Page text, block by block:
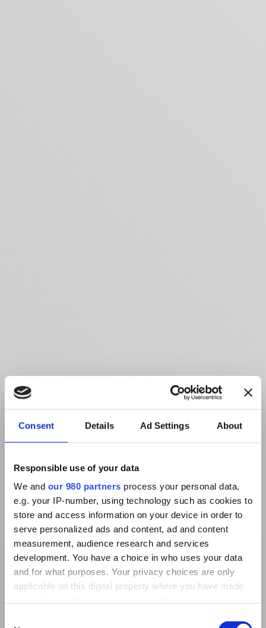
Consent Details Ad Settings About
Responsible use of your data
We and our 980 partners process your personal data,
e.g. your IP-number, using technology such as cookies to
store and access information on your device in order to
serve personalized ads and content, ad and content
measurement, audience research and services
development. You have a choice in who uses your data
and for what purposes. Your privacy choices are only
applicable on this digital property where you have made